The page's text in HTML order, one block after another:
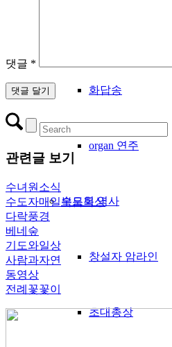
화답송
organ 연주
수도회 역사
창설자 암라인
초대총장
댓글 *
관련글 보기
수녀원소식
수도자매일복음묵상
다락풍경
베네숲
기도와일상
사람과자연
동영상
전례꽃꽃이